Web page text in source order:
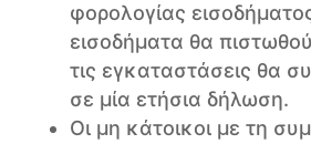
φορολογίας
εισοδήματα θα
τις εγκαταστάσεις θα
σε μία ετήσια δήλωση.
Οι μη κάτοικοι με τη